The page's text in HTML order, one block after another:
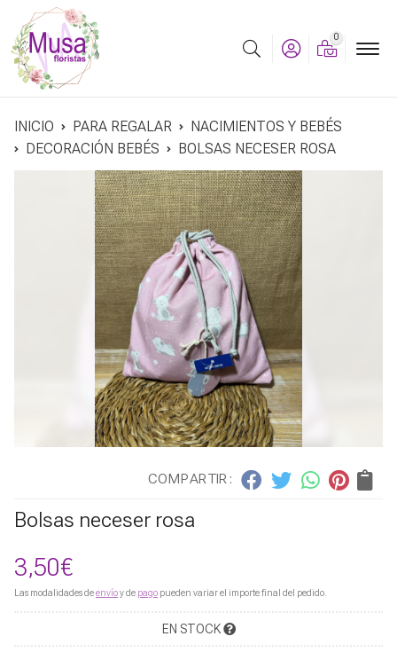
Buscar
0
INICIO PARA REGALAR
NACIMIENTOS Y BEBÉS
DECORACIÓN BEBÉS
BOLSAS NECESER ROSA
COMPARTIR:
Bolsas neceser rosa
3,50€
Las modalidades deenvíoy de pago pueden variar el importe final del pedido.
EN STOCK